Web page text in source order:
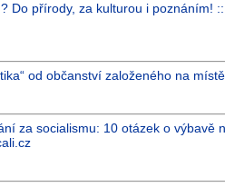
Do přírody, za kulturou i poznáním!
od občanství založeného na
za socialismu: 10 otázek o výbavě